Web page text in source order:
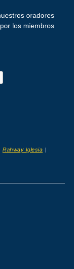
oradores
los miembros
,Rahway Iglesia